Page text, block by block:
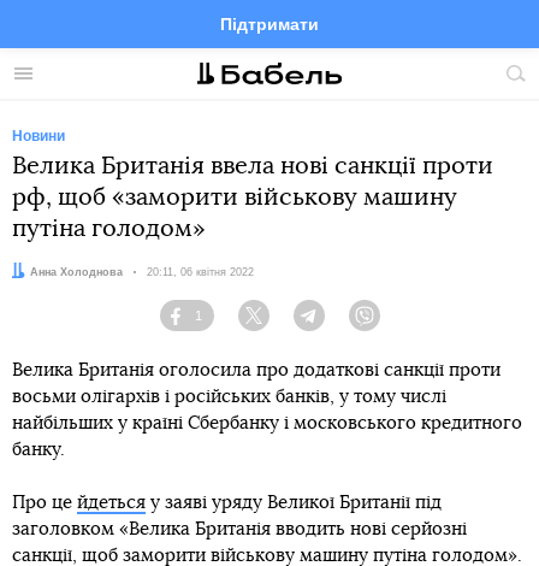
Меню
Підтримати
FacebookTelegramTwitter
Новини
Велика Британія ввела нові санкції проти
рф, щоб «заморити військову машину
путіна голодом»
Автор:
Анна Холоднова Дата:
20:11, 06 квітня 2022
Facebook
1
Twitter TelegramViber
Велика Британія оголосила про додаткові санкції проти
восьми олігархів і російських банків, у тому числі
найбільших у країні Сбербанку і московського кредитного
банку.
Про це йдеться у заяві уряду Великої Британії під
заголовком «Велика Британія вводить нові серйозні
санкції, щоб заморити військову машину путіна голодом».